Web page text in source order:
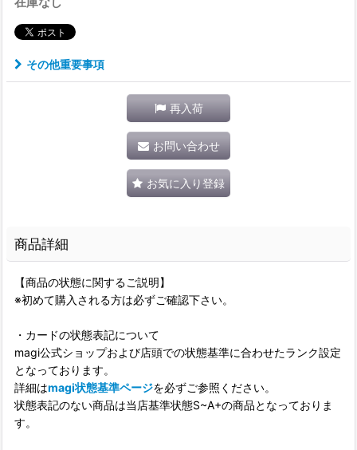
その他重要事項
再入荷
お問い合わせ
お気に入り登録
商品詳細
【商品の状態に関するご説明】
※初めて購入される方は必ずご確認下さい。
・カードの状態表記について
magi公式ショップおよび店頭での状態基準に合わせたランク設定
となっております。
詳細はmagi状態基準ページを必ずご参照ください。
状態表記のない商品は当店基準状態S~A+の商品となっておりま
す。